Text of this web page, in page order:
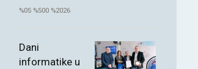
%05 %500 %2026
Dani
informatike u